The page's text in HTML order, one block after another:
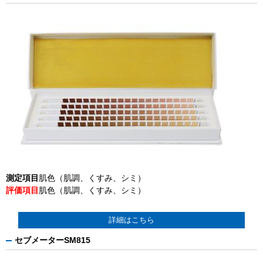
測定項目肌色（肌調、くすみ、シミ）
評価項目肌色（肌調、くすみ、シミ）
詳細はこちら
セブメーターSM815